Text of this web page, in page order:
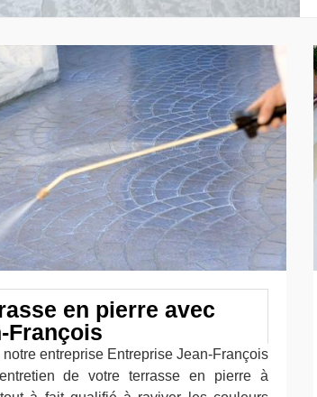
en pierre avec
François
entreprise Entreprise Jean-François
de votre terrasse en pierre à